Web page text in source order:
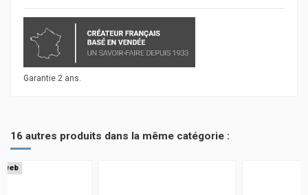
Garantie 2 ans.
16 autres produits dans la même catégorie :